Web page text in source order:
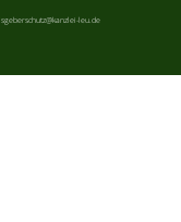
leu.de